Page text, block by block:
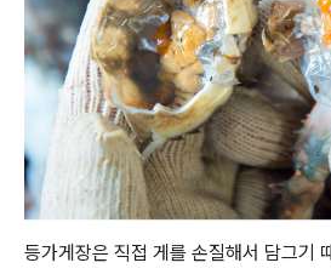
등가게장은 직접 게를 손질해서 담그기